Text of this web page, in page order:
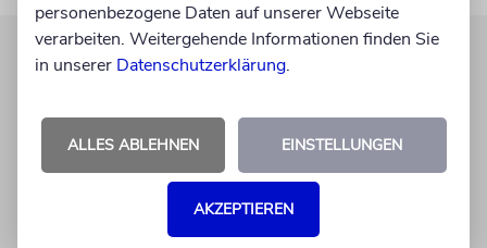
personenbezogene Daten auf unserer Webseite
verarbeiten. Weitergehende Informationen finden Sie
in unserer Datenschutzerklärung.
ALLES ABLEHNEN EINSTELLUNGEN
AKZEPTIEREN